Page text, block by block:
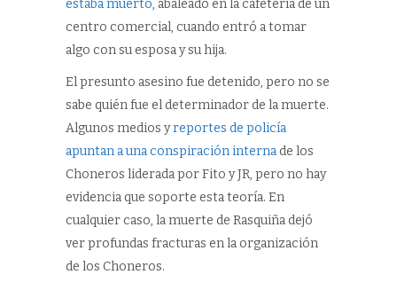
estaba muerto, abaleado en la cafetería de un
centro comercial, cuando entró a tomar
algo con su esposa y su hija.
El presunto asesino fue detenido, pero no se
sabe quién fue el determinador de la muerte.
Algunos medios yreportes de policía
apuntan a una conspiración internade los
Choneros liderada por Fito y JR, pero no hay
evidencia que soporte esta teoría. En
cualquier caso, la muerte de Rasquiña dejó
ver profundas fracturas en la organización
de los Choneros.